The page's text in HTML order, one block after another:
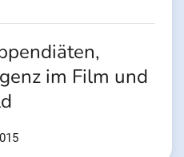
im Film und